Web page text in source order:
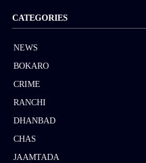
CATEGORIES
NEWS
BOKARO
CRIME
RANCHI
DHANBAD
CHAS
JAAMTADA